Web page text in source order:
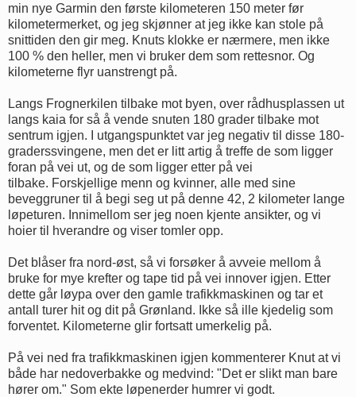
min nye Garmin den første kilometeren 150 meter før
kilometermerket, og jeg skjønner at jeg ikke kan stole på
snittiden den gir meg. Knuts klokke er nærmere, men ikke
100 % den heller, men vi bruker dem som rettesnor. Og
kilometerne flyr uanstrengt på.
Langs Frognerkilen tilbake mot byen, over rådhusplassen ut
langs kaia for så å vende snuten 180 grader tilbake mot
sentrum igjen. I utgangspunktet var jeg negativ til disse 180-
graderssvingene, men det er litt artig å treffe de som ligger
foran på vei ut, og de som ligger etter på vei
tilbake. Forskjellige menn og kvinner, alle med sine
beveggruner til å begi seg ut på denne 42, 2 kilometer lange
løpeturen. Innimellom ser jeg noen kjente ansikter, og vi
hoier til hverandre og viser tomler opp.
Det blåser fra nord-øst, så vi forsøker å avveie mellom å
bruke for mye krefter og tape tid på vei innover igjen. Etter
dette går løypa over den gamle trafikkmaskinen og tar et
antall turer hit og dit på Grønland. Ikke så ille kjedelig som
forventet. Kilometerne glir fortsatt umerkelig på.
På vei ned fra trafikkmaskinen igjen kommenterer Knut at vi
både har nedoverbakke og medvind: "Det er slikt man bare
hører om." Som ekte løpenerder humrer vi godt.